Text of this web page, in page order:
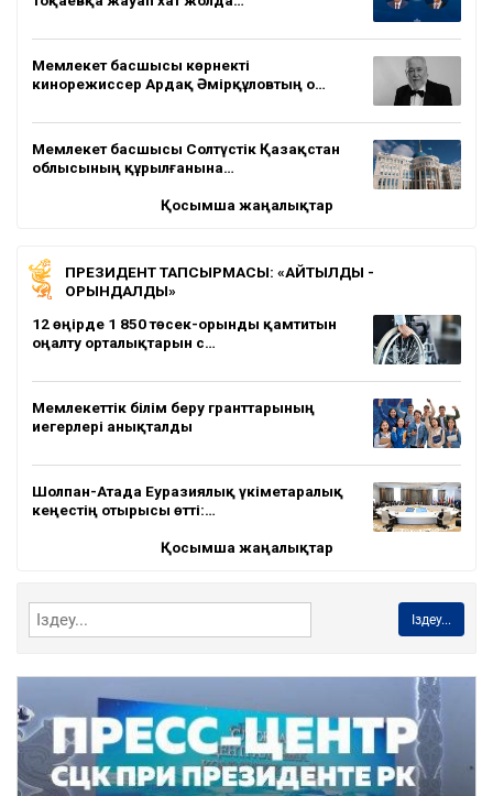
Мемлекет басшысы көрнекті
кинорежиссер Ардақ Әмірқұловтың о…
Мемлекет басшысы Солтүстік Қазақстан
облысының құрылғанына…
Қосымша жаңалықтар
ПРЕЗИДЕНТ ТАПСЫРМАСЫ: «АЙТЫЛДЫ -
ОРЫНДАЛДЫ»
12 өңірде 1 850 төсек-орынды қамтитын
оңалту орталықтарын с…
Мемлекеттік білім беру гранттарының
иегерлері анықталды
Шолпан-Атада Еуразиялық үкіметаралық
кеңестің отырысы өтті:…
Қосымша жаңалықтар
Іздеу...